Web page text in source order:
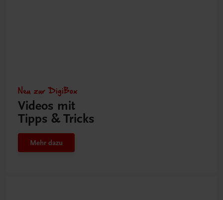
Neu zur DigiBox
Videos mit
Tipps & Tricks
Mehr dazu